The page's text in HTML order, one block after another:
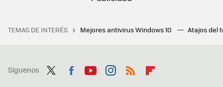
TEMAS DE INTERÉS Mejores antivirus Windows 10 Atajos del
Síguenos